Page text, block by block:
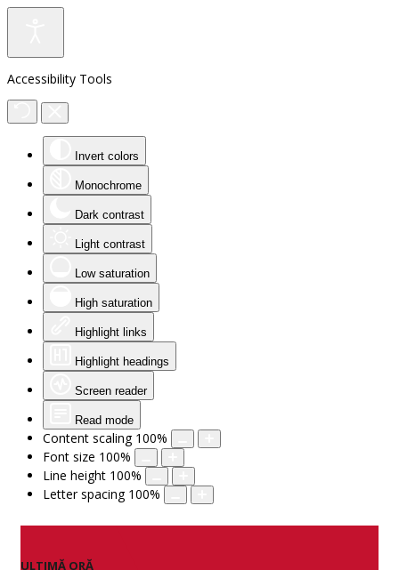
Accessibility Tools
Invert colors
Monochrome
Dark contrast
Light contrast
Low saturation
High saturation
Highlight links
Highlight headings
Screen reader
Read mode
Content scaling 100%
Font size 100%
Line height 100%
Letter spacing 100%
ULTIMĂ ORĂ